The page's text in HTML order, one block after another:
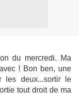
du mercredi. Ma
! Bon ben, une
les deux...sortir le
tout droit de ma